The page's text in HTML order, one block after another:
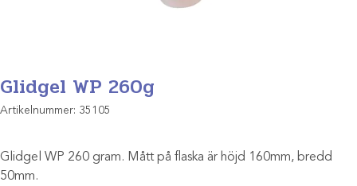
Glidgel WP 260g
Artikelnummer: 35105
Glidgel WP 260 gram. Mått på flaska är höjd 160mm, bredd
50mm.